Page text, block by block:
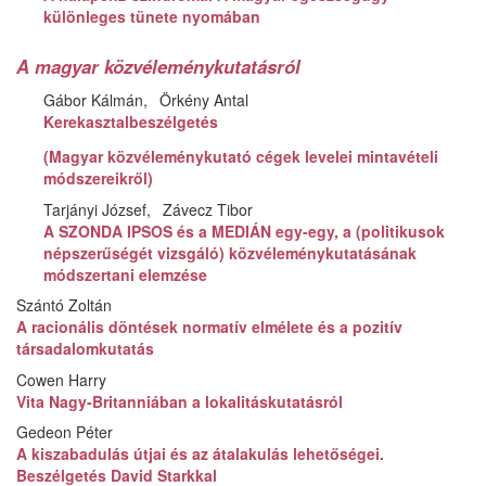
különleges tünete nyomában
A magyar közvéleménykutatásról
Gábor Kálmán
Örkény Antal
Kerekasztalbeszélgetés
(Magyar közvéleménykutató cégek levelei mintavételi
módszereikről)
Tarjányi József
Závecz Tibor
A SZONDA IPSOS és a MEDIÁN egy-egy, a (politikusok
népszerűségét vizsgáló) közvéleménykutatásának
módszertani elemzése
Szántó Zoltán
A racionális döntések normatív elmélete és a pozitív
társadalomkutatás
Cowen Harry
Vita Nagy-Britanniában a lokalitáskutatásról
Gedeon Péter
A kiszabadulás útjai és az átalakulás lehetőségei.
Beszélgetés David Starkkal